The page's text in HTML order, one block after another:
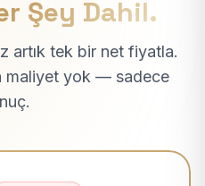
Şey Dahil.
artık tek bir net fiyatla.
maliyet yok — sadece